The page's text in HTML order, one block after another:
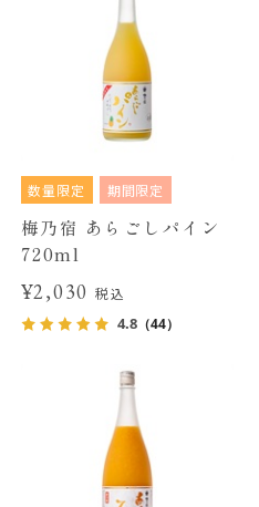
数量限定 期間限定
梅乃宿 あらごしパイン
720ml
¥2,030税込
4.8（44）